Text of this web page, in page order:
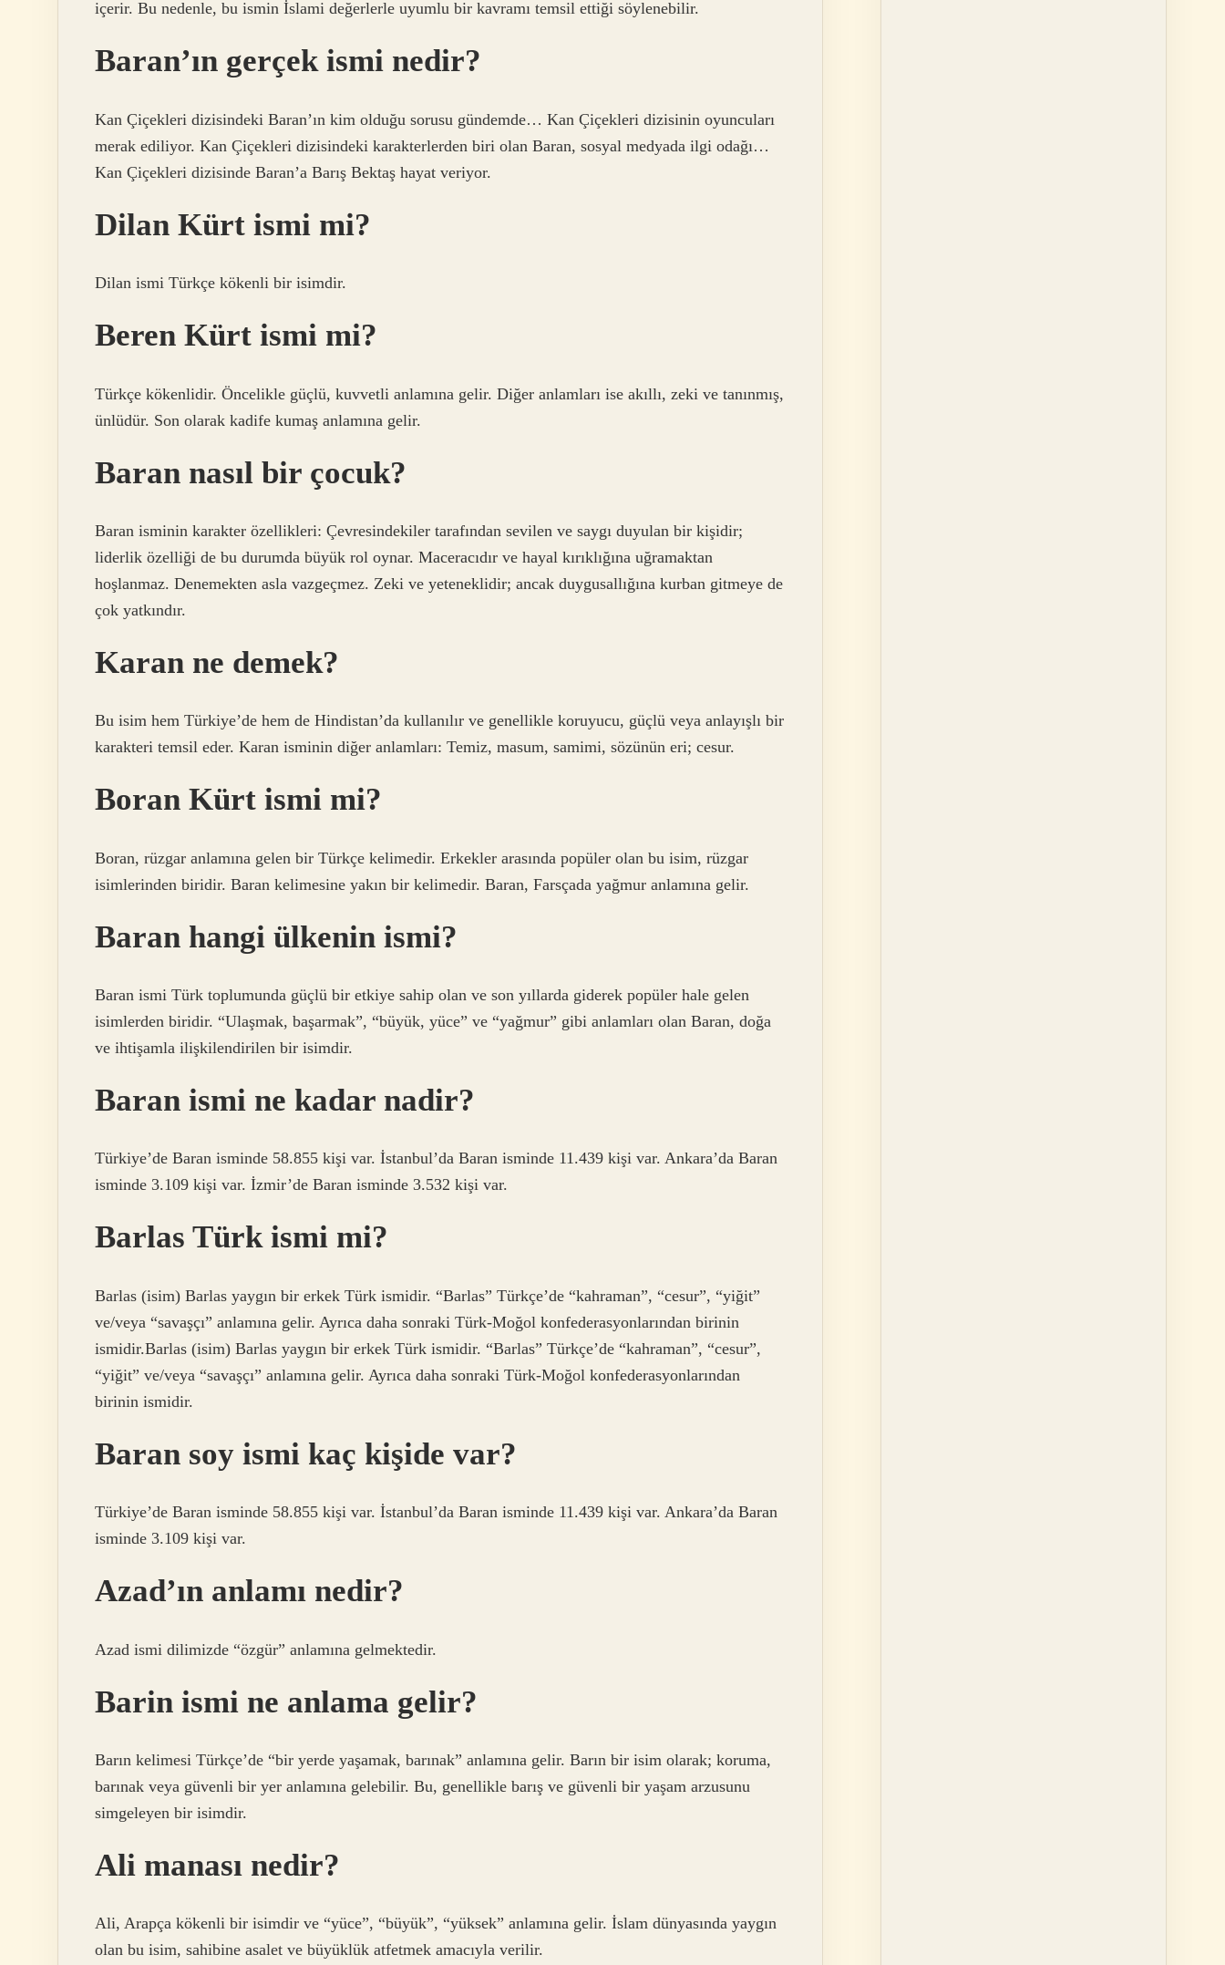
içerir. Bu nedenle, bu ismin İslami değerlerle uyumlu bir kavramı temsil ettiği söylenebilir.
Baran’ın gerçek ismi nedir?
Kan Çiçekleri dizisindeki Baran’ın kim olduğu sorusu gündemde… Kan Çiçekleri dizisinin oyuncuları
merak ediliyor. Kan Çiçekleri dizisindeki karakterlerden biri olan Baran, sosyal medyada ilgi odağı…
Kan Çiçekleri dizisinde Baran’a Barış Bektaş hayat veriyor.
Dilan Kürt ismi mi?
Dilan ismi Türkçe kökenli bir isimdir.
Beren Kürt ismi mi?
Türkçe kökenlidir. Öncelikle güçlü, kuvvetli anlamına gelir. Diğer anlamları ise akıllı, zeki ve tanınmış,
ünlüdür. Son olarak kadife kumaş anlamına gelir.
Baran nasıl bir çocuk?
Baran isminin karakter özellikleri: Çevresindekiler tarafından sevilen ve saygı duyulan bir kişidir;
liderlik özelliği de bu durumda büyük rol oynar. Maceracıdır ve hayal kırıklığına uğramaktan
hoşlanmaz. Denemekten asla vazgeçmez. Zeki ve yeteneklidir; ancak duygusallığına kurban gitmeye de
çok yatkındır.
Karan ne demek?
Bu isim hem Türkiye’de hem de Hindistan’da kullanılır ve genellikle koruyucu, güçlü veya anlayışlı bir
karakteri temsil eder. Karan isminin diğer anlamları: Temiz, masum, samimi, sözünün eri; cesur.
Boran Kürt ismi mi?
Boran, rüzgar anlamına gelen bir Türkçe kelimedir. Erkekler arasında popüler olan bu isim, rüzgar
isimlerinden biridir. Baran kelimesine yakın bir kelimedir. Baran, Farsçada yağmur anlamına gelir.
Baran hangi ülkenin ismi?
Baran ismi Türk toplumunda güçlü bir etkiye sahip olan ve son yıllarda giderek popüler hale gelen
isimlerden biridir. “Ulaşmak, başarmak”, “büyük, yüce” ve “yağmur” gibi anlamları olan Baran, doğa
ve ihtişamla ilişkilendirilen bir isimdir.
Baran ismi ne kadar nadir?
Türkiye’de Baran isminde 58.855 kişi var. İstanbul’da Baran isminde 11.439 kişi var. Ankara’da Baran
isminde 3.109 kişi var. İzmir’de Baran isminde 3.532 kişi var.
Barlas Türk ismi mi?
Barlas (isim) Barlas yaygın bir erkek Türk ismidir. “Barlas” Türkçe’de “kahraman”, “cesur”, “yiğit”
ve/veya “savaşçı” anlamına gelir. Ayrıca daha sonraki Türk-Moğol konfederasyonlarından birinin
ismidir.Barlas (isim) Barlas yaygın bir erkek Türk ismidir. “Barlas” Türkçe’de “kahraman”, “cesur”,
“yiğit” ve/veya “savaşçı” anlamına gelir. Ayrıca daha sonraki Türk-Moğol konfederasyonlarından
birinin ismidir.
Baran soy ismi kaç kişide var?
Türkiye’de Baran isminde 58.855 kişi var. İstanbul’da Baran isminde 11.439 kişi var. Ankara’da Baran
isminde 3.109 kişi var.
Azad’ın anlamı nedir?
Azad ismi dilimizde “özgür” anlamına gelmektedir.
Barin ismi ne anlama gelir?
Barın kelimesi Türkçe’de “bir yerde yaşamak, barınak” anlamına gelir. Barın bir isim olarak; koruma,
barınak veya güvenli bir yer anlamına gelebilir. Bu, genellikle barış ve güvenli bir yaşam arzusunu
simgeleyen bir isimdir.
Ali manası nedir?
Ali, Arapça kökenli bir isimdir ve “yüce”, “büyük”, “yüksek” anlamına gelir. İslam dünyasında yaygın
olan bu isim, sahibine asalet ve büyüklük atfetmek amacıyla verilir.